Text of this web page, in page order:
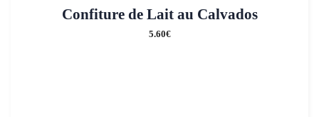
Confiture de Lait au Calvados
5.60€